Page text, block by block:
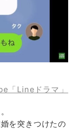
「Lineドラマ」
を突きつけたの